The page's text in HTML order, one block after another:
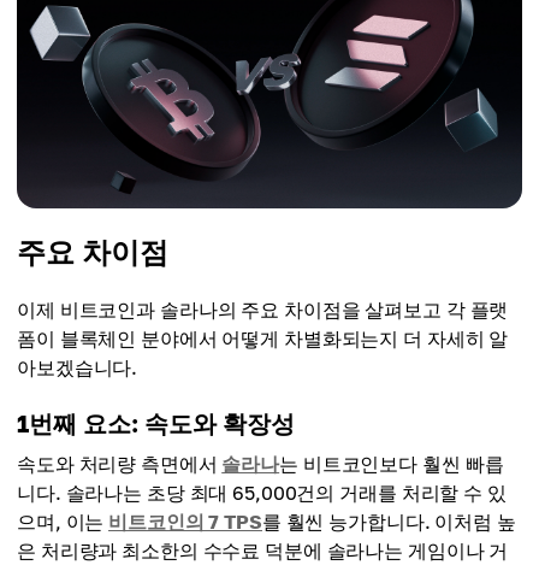
주요 차이점
이제 비트코인과 솔라나의 주요 차이점을 살펴보고 각 플랫
폼이 블록체인 분야에서 어떻게 차별화되는지 더 자세히 알
아보겠습니다.
1번째 요소: 속도와 확장성
속도와 처리량 측면에서 솔라나는 비트코인보다 훨씬 빠릅
니다. 솔라나는 초당 최대 65,000건의 거래를 처리할 수 있
으며, 이는 비트코인의 7 TPS를 훨씬 능가합니다. 이처럼 높
은 처리량과 최소한의 수수료 덕분에 솔라나는 게임이나 거